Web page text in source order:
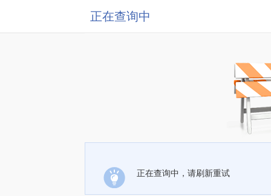
正在查询中
正在查询中，请刷新重试